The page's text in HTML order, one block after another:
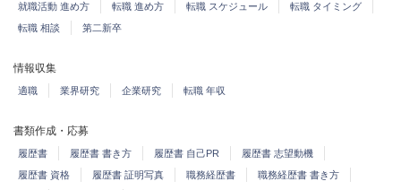
就職活動 進め方 転職 進め方 転職 スケジュール
転職 タイミング
転職 相談
第二新卒
情報収集
適職 業界研究 企業研究 転職 年収
書類作成・応募
履歴書 履歴書 書き方 履歴書 自己PR
履歴書 志望動機
履歴書 資格
履歴書 証明写真 職務経歴書
職務経歴書 書き方